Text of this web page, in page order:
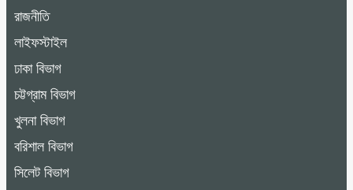
রাজনীতি
লাইফস্টাইল
ঢাকা বিভাগ
চট্টগ্রাম বিভাগ
খুলনা বিভাগ
বরিশাল বিভাগ
সিলেট বিভাগ